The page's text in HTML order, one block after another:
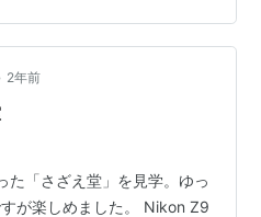
2年前
た「さざえ堂」を見学。ゆっ
が楽しめました。 Nikon Z9